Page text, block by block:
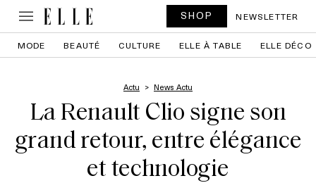
SHOP NEWSLETTER
MODE BEAUTÉ CULTURE ELLE À TABLE ELLE DÉCO
Actu News Actu
La Renault Clio signe son
grand retour, entre élégance
et technologie